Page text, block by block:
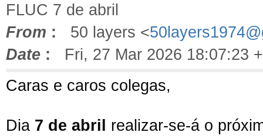
FLUC 7 de abril
From : 50 layers <
Date : Fri, 27 Mar 2026 18:07:23
Caras e caros colegas,
Dia 7 de abril
realizar-se-á o